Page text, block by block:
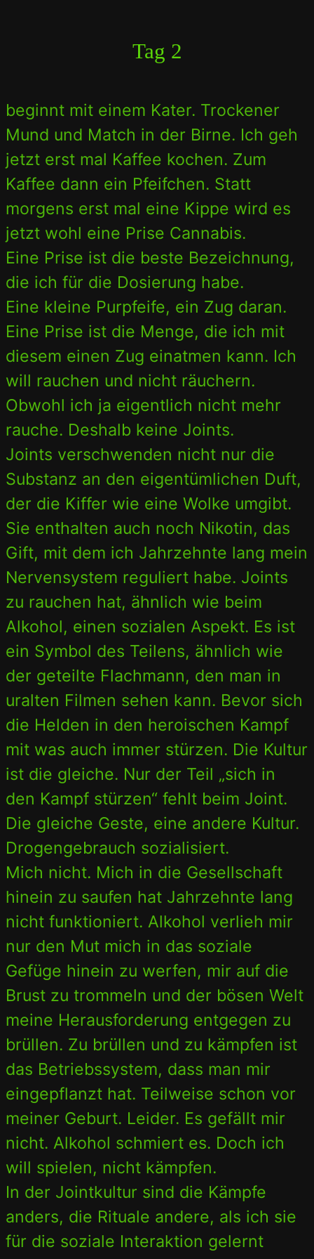
Tag 2
beginnt mit einem Kater. Trockener
Mund und Match in der Birne. Ich geh
jetzt erst mal Kaffee kochen. Zum
Kaffee dann ein Pfeifchen. Statt
morgens erst mal eine Kippe wird es
jetzt wohl eine Prise Cannabis.
Eine Prise ist die beste Bezeichnung,
die ich für die Dosierung habe.
Eine kleine Purpfeife, ein Zug daran.
Eine Prise ist die Menge, die ich mit
diesem einen Zug einatmen kann. Ich
will rauchen und nicht räuchern.
Obwohl ich ja eigentlich nicht mehr
rauche. Deshalb keine Joints.
Joints verschwenden nicht nur die
Substanz an den eigentümlichen Duft,
der die Kiffer wie eine Wolke umgibt.
Sie enthalten auch noch Nikotin, das
Gift, mit dem ich Jahrzehnte lang mein
Nervensystem reguliert habe. Joints
zu rauchen hat, ähnlich wie beim
Alkohol, einen sozialen Aspekt. Es ist
ein Symbol des Teilens, ähnlich wie
der geteilte Flachmann, den man in
uralten Filmen sehen kann. Bevor sich
die Helden in den heroischen Kampf
mit was auch immer stürzen. Die Kultur
ist die gleiche. Nur der Teil „sich in
den Kampf stürzen“ fehlt beim Joint.
Die gleiche Geste, eine andere Kultur.
Drogengebrauch sozialisiert.
Mich nicht. Mich in die Gesellschaft
hinein zu saufen hat Jahrzehnte lang
nicht funktioniert. Alkohol verlieh mir
nur den Mut mich in das soziale
Gefüge hinein zu werfen, mir auf die
Brust zu trommeln und der bösen Welt
meine Herausforderung entgegen zu
brüllen. Zu brüllen und zu kämpfen ist
das Betriebssystem, dass man mir
eingepflanzt hat. Teilweise schon vor
meiner Geburt. Leider. Es gefällt mir
nicht. Alkohol schmiert es. Doch ich
will spielen, nicht kämpfen.
In der Jointkultur sind die Kämpfe
anders, die Rituale andere, als ich sie
für die soziale Interaktion gelernt